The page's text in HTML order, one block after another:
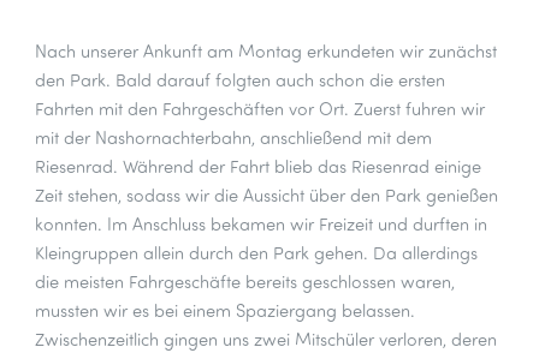
Nach unserer Ankunft am Montag erkundeten wir zunächst
den Park. Bald darauf folgten auch schon die ersten
Fahrten mit den Fahrgeschäften vor Ort. Zuerst fuhren wir
mit der Nashornachterbahn, anschließend mit dem
Riesenrad. Während der Fahrt blieb das Riesenrad einige
Zeit stehen, sodass wir die Aussicht über den Park genießen
konnten. Im Anschluss bekamen wir Freizeit und durften in
Kleingruppen allein durch den Park gehen. Da allerdings
die meisten Fahrgeschäfte bereits geschlossen waren,
mussten wir es bei einem Spaziergang belassen.
Zwischenzeitlich gingen uns zwei Mitschüler verloren, deren